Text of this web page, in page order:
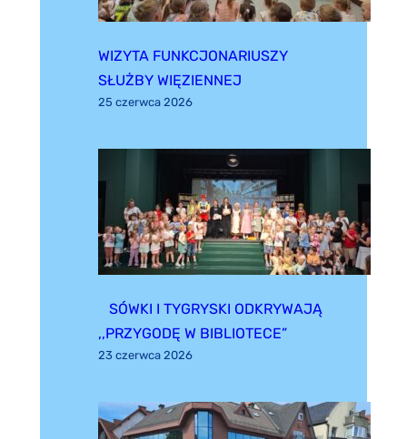
WIZYTA FUNKCJONARIUSZY
SŁUŻBY WIĘZIENNEJ
25 czerwca 2026
SÓWKI I TYGRYSKI ODKRYWAJĄ
,,PRZYGODĘ W BIBLIOTECE”
23 czerwca 2026